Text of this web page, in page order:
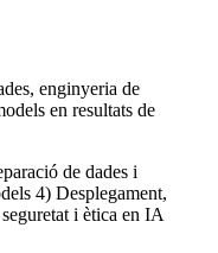
enginyeria de
en resultats de
de dades i
4) Desplegament,
i ètica en IA